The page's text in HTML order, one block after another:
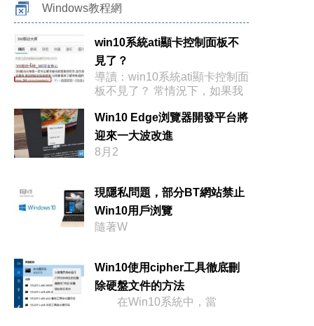
Windows教程網
win10系統ati顯卡控制面板不
見了？
導讀：win10系統ati顯卡控制面
板不見了？ 常情況下，如果我
Win10 Edge浏覽器開發平台將
迎來一大波改進
8月2
現隱私問題，部分BT網站禁止
Win10用戶浏覽
隨著W
Win10使用cipher工具徹底刪
除硬盤文件的方法
在Win10系統中，當